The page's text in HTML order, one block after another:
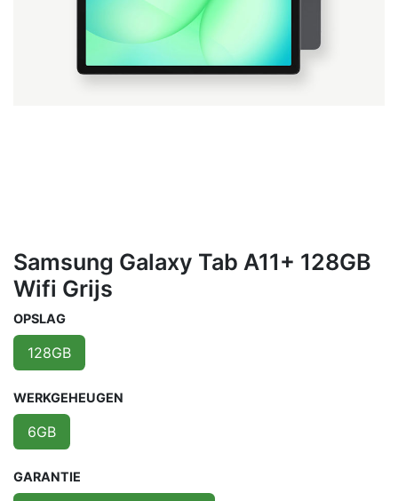
Samsung Galaxy Tab A11+ 128GB
Wifi Grijs
OPSLAG
128GB
WERKGEHEUGEN
6GB
GARANTIE